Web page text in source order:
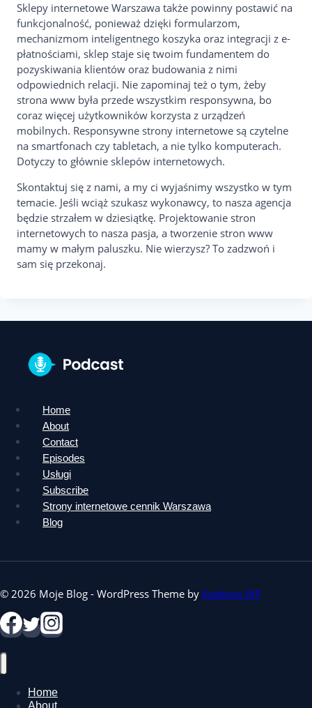
Sklepy internetowe Warszawa także powinny postawić na
funkcjonalność, ponieważ dzięki formularzom,
mechanizmom inteligentnego koszyka oraz integracji z e-
płatnościami, sklep staje się twoim fundamentem do
pozyskiwania klientów oraz budowania z nimi
odpowiednich relacji. Nie zapominaj też o tym, żeby
strona www była przede wszystkim responsywna, bo
coraz więcej użytkowników korzysta z urządzeń
mobilnych. Responsywne strony internetowe są czytelne
na smartfonach czy tabletach, a nie tylko komputerach.
Dotyczy to głównie sklepów internetowych.
Skontaktuj się z nami, a my ci wyjaśnimy wszystko w tym
temacie. Jeśli wciąż szukasz wykonawcy, to nasza agencja
będzie strzałem w dziesiątkę. Projektowanie stron
internetowych to nasza pasja, a tworzenie stron www
mamy w małym paluszku. Nie wierzysz? To zadzwoń i
sam się przekonaj.
Home
About
Contact
Episodes
Usługi
Subscribe
Strony internetowe cennik Warszawa
Blog
© 2026 Moje Blog - WordPress Theme by Kadence WP
Home
About